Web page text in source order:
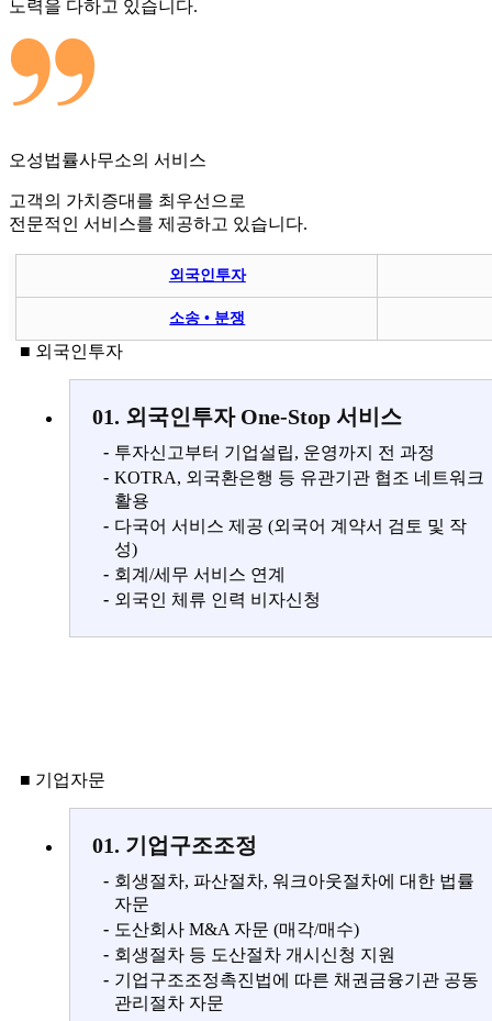
노력을 다하고 있습니다.
오성법률사무소의 서비스
고객의 가치증대를 최우선으로
전문적인 서비스를 제공하고 있습니다.
외국인투자
소송 • 분쟁
■ 외국인투자
01. 외국인투자 One-Stop 서비스
- 투자신고부터 기업설립, 운영까지 전 과정
- KOTRA, 외국환은행 등 유관기관 협조 네트워크
활용
- 다국어 서비스 제공 (외국어 계약서 검토 및 작
성)
- 회계/세무 서비스 연계
- 외국인 체류 인력 비자신청
■ 기업자문
01. 기업구조조정
- 회생절차, 파산절차, 워크아웃절차에 대한 법률
자문
- 도산회사 M&A 자문 (매각/매수)
- 회생절차 등 도산절차 개시신청 지원
- 기업구조조정촉진법에 따른 채권금융기관 공동
관리절차 자문